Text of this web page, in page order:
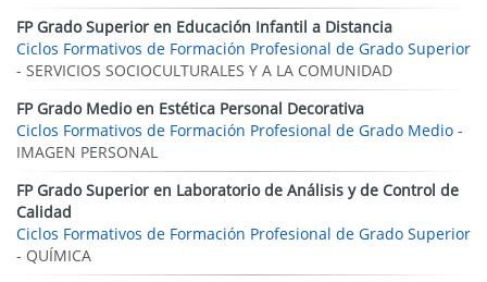
FP Grado Superior en Educación Infantil a Distancia
Ciclos Formativos de Formación Profesional de Grado Superior
- SERVICIOS SOCIOCULTURALES Y A LA COMUNIDAD
FP Grado Medio en Estética Personal Decorativa
Ciclos Formativos de Formación Profesional de Grado Medio -
IMAGEN PERSONAL
FP Grado Superior en Laboratorio de Análisis y de Control de
Calidad
Ciclos Formativos de Formación Profesional de Grado Superior
- QUÍMICA